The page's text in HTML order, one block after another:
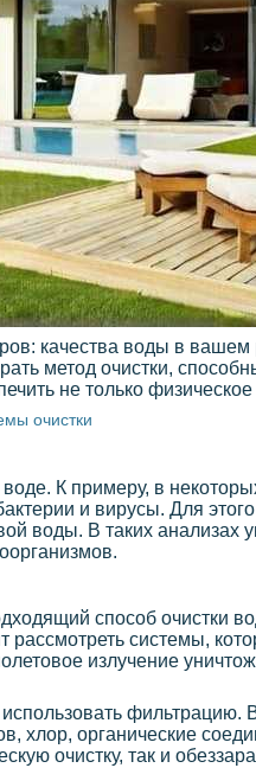
качества воды в
метод очистки,
не только
очистки
К примеру, в
и вирусы. Для
воды. В таких анализах
способ очистки
рассмотреть системы,
излучение
хлор, органические
очистку, так и